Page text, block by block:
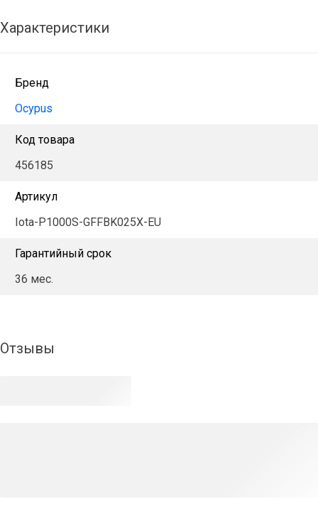
Характеристики
Бренд
Ocypus
Код товара
456185
Артикул
Iota-P1000S-GFFBK025X-EU
Гарантийный срок
36 мес.
Отзывы